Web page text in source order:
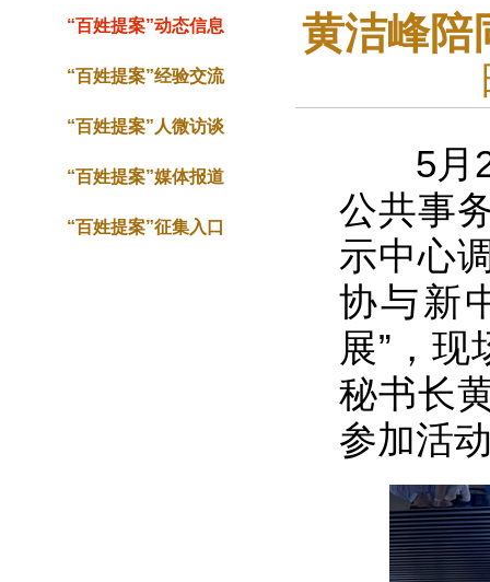
“百姓提案”动态信息
“百姓提案”经验交流
“百姓提案”人微访谈
“百姓提案”媒体报道
“百姓提案”征集入口
黄洁峰陪
5月26
公共事
示中心
协与新
展”，现
秘书长
参加活